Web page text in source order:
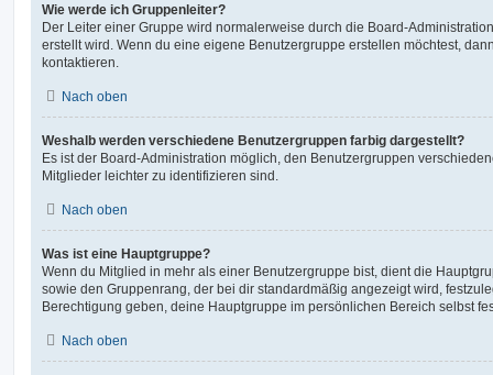
Wie werde ich Gruppenleiter?
Der Leiter einer Gruppe wird normalerweise durch die Board-
erstellt wird. Wenn du eine eigene Benutzergruppe erstellen möchtest,
kontaktieren.
Nach oben
Weshalb werden verschiedene Benutzergruppen farbig dargestellt?
Es ist der Board-Administration möglich, den Benutzergruppen
Mitglieder leichter zu identifizieren sind.
Nach oben
Was ist eine Hauptgruppe?
Wenn du Mitglied in mehr als einer Benutzergruppe bist, dient die
sowie den Gruppenrang, der bei dir standardmäßig angezeigt wird,
Berechtigung geben, deine Hauptgruppe im persönlichen Bereich selbst
Nach oben